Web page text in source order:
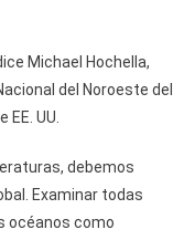
Michael Hochella,
del Noroeste del
UU.
debemos
Examinar todas
océanos como